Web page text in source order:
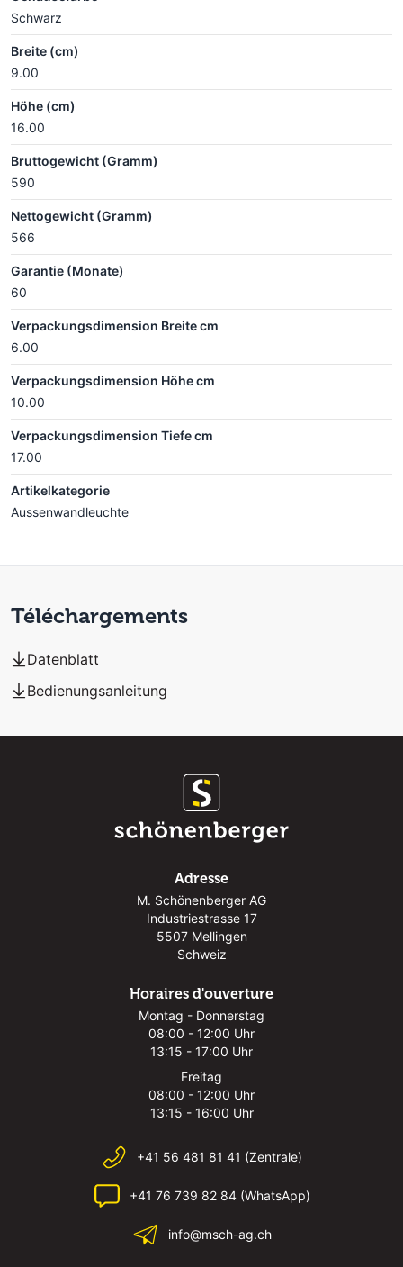
Schwarz
Breite (cm)
9.00
Höhe (cm)
16.00
Bruttogewicht (Gramm)
590
Nettogewicht (Gramm)
566
Garantie (Monate)
60
Verpackungsdimension Breite cm
6.00
Verpackungsdimension Höhe cm
10.00
Verpackungsdimension Tiefe cm
17.00
Artikelkategorie
Aussenwandleuchte
Téléchargements
Datenblatt
Bedienungsanleitung
Adresse
M. Schönenberger AG
Industriestrasse 17
5507 Mellingen
Schweiz
Horaires d'ouverture
Montag - Donnerstag
08:00 - 12:00 Uhr
13:15 - 17:00 Uhr
Freitag
08:00 - 12:00 Uhr
13:15 - 16:00 Uhr
+41 56 481 81 41 (Zentrale)
+41 76 739 82 84 (WhatsApp)
info@msch-ag.ch